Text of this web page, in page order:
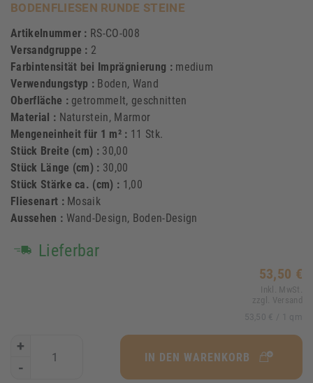
ODENFLIESEN RUNDE STEINE
Artikelnummer : RS-CO-008
Versandgruppe : 2
Farbintensität bei Imprägnierung : medium
Verwendungstyp : Boden, Wand
Oberfläche : getrommelt, geschnitten
Material : Naturstein, Marmor
Mengeneinheit für 1 m² : 11 Stk.
Stück Breite (cm) : 30,00
Stück Länge (cm) : 30,00
Stück Stärke ca. (cm) : 1,00
Fliesenart : Mosaik
Aussehen : Wand-Design, Boden-Design
Lieferbar
53,50 €
Inkl. MwSt.
zzgl. Versand
53,50 € / 1 qm
+
-
IN DEN WARENKORB